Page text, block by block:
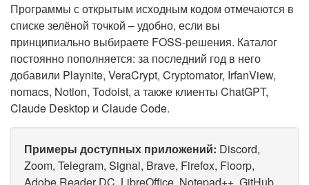
Программы с открытым исходным кодом отмечаются в
списке зелёной точкой – удобно, если вы
принципиально выбираете FOSS-решения. Каталог
постоянно пополняется: за последний год в него
добавили Playnite, VeraCrypt, Cryptomator, IrfanView,
nomacs, Notion, Todoist, а также клиенты ChatGPT,
Claude Desktop и Claude Code.
Примеры доступных приложений: Discord,
Zoom, Telegram, Signal, Brave, Firefox, Floorp,